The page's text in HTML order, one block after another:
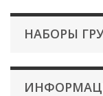
НАБОРЫ